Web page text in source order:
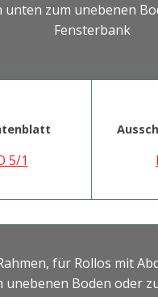
unten zum unebenen
Fensterbank
5/1
für Rollos mit
unebenen Boden oder